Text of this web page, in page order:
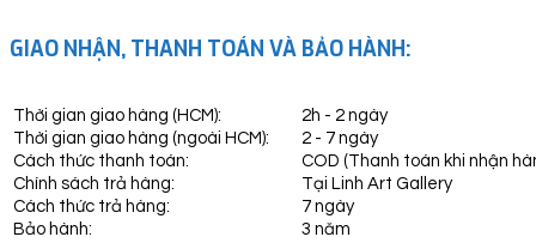
GIAO NHẬN, THANH TOÁN VÀ BẢO HÀNH:
Thời gian giao hàng (HCM):
2h - 2 ngày
Thời gian giao hàng (ngoài HCM):
2 - 7 ngày
Cách thức thanh toán:
COD (Thanh toán khi nhận
Chính sách trả hàng:
Tại Linh Art Gallery
Cách thức trả hàng:
7 ngày
Bảo hành:
3 năm